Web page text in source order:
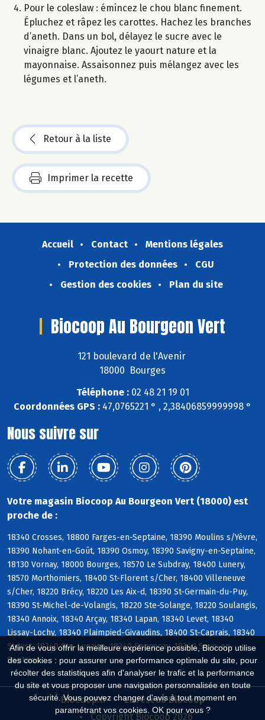
Afin de vous offrir la meilleure expérience possible, Biocoop utilise
des cookies : pour assurer une performance optimale du site, pour
récolter des statistiques afin d'analyser le trafic et la performance
du site et vous proposer une navigation personnalisée en toute
sécurité. Vous pouvez changer d'avis à tout moment en
paramétrant vos cookies. OK pour vous ?
Pour le coleslaw : émincez le chou blanc finement.
Épluchez et râpez les carottes. Hachez les branches
d’aneth. Dans un bol, délayez le sucre avec le
vinaigre blanc. Ajoutez le yaourt nature et la
mayonnaise. Assaisonnez puis mélangez avec les
légumes et l’aneth.
Retour à la liste
Imprimer la recette
Accueil Contact
Mentions légales
Protection des données
CGU
Gestion des cookies
Plan du site
Biocoop Au Bourgeon Vert
121 boulevard de l'Avenir
18000 Bourges
Téléphone :02 48 21 19 01
Coordonnées GPS : 47,0765221 ° , 2,38406859999998 °
Nous suivre sur
Votre magasin Biocoop Au Bourgeon Vert (18000) est
proche de :
18340 Crosses, 18800 Farges-en-Septaine, 18390 Moulins s/Yèvre,
18390 Nohant-en-Goût, 18390 Osmoy, 18390 Savigny-en-Septaine,
18130 Vornay, 18000 Bourges, 18570 Le Subdray, 18400 Lunery,
18570 Morthomiers, 18400 St-Florent s/Cher, 18400 Villeneuve
s/Cher, 18220 Brécy, 18220 Les Aix-d, 18390 St-Germain-du-Puy,
18390 St-Michel-de-Volangis, 18220 Ste-Solange, 18220 Soulangis,
18340 Annoix, 18340 Arçay, 18340 Lapan, 18340 Levet, 18340
Lissay-Lochy, 18340 Plaimpied-Givaudins, 18400 St-Caprais, 18340
St-Just, 18340 Ste-Lunaise, 18340 Senneçay, 18340 Soye-en-
Septaine
Biocoop.fr
Le réseau Biocoop
Copyright Biocoop 2026